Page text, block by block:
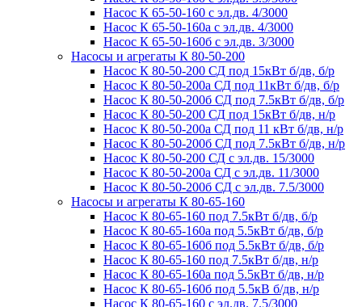
Насос К 65-50-160 с эл.дв. 4/3000
Насос К 65-50-160а с эл.дв. 4/3000
Насос К 65-50-160б с эл.дв. 3/3000
Насосы и агрегаты К 80-50-200
Насос К 80-50-200 СД под 15кВт б/дв, б/р
Насос К 80-50-200а СД под 11кВт б/дв, б/р
Насос К 80-50-200б СД под 7.5кВт б/дв, б/р
Насос К 80-50-200 СД под 15кВт б/дв, н/р
Насос К 80-50-200а СД под 11 кВт б/дв, н/р
Насос К 80-50-200б СД под 7.5кВт б/дв, н/р
Насос К 80-50-200 СД с эл.дв. 15/3000
Насос К 80-50-200а СД с эл.дв. 11/3000
Насос К 80-50-200б СД с эл.дв. 7.5/3000
Насосы и агрегаты К 80-65-160
Насос К 80-65-160 под 7.5кВт б/дв, б/р
Насос К 80-65-160а под 5.5кВт б/дв, б/р
Насос К 80-65-160б под 5.5кВт б/дв, б/р
Насос К 80-65-160 под 7.5кВт б/дв, н/р
Насос К 80-65-160а под 5.5кВт б/дв, н/р
Насос К 80-65-160б под 5.5кВ б/дв, н/р
Насос К 80-65-160 с эл.дв. 7.5/3000